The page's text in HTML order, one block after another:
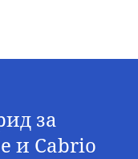
за
и Cabrio